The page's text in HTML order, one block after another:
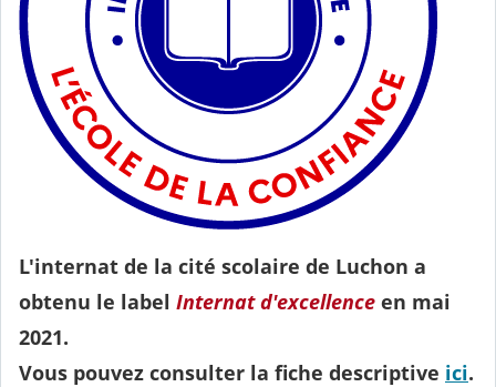
L'internat de la cité scolaire de Luchon a
obtenu le label Internat d'excellence en mai
2021.
Vous pouvez consulter la fiche descriptive ici.